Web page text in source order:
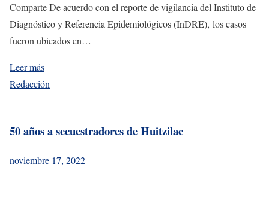
Comparte De acuerdo con el reporte de vigilancia del Instituto de
Diagnóstico y Referencia Epidemiológicos (InDRE), los casos
fueron ubicados en…
Leer más
Redacción
50 años a secuestradores de Huitzilac
noviembre 17, 2022